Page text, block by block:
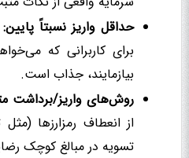
حداقل واریز نسبتاً پایین:
برای کاربرانی که
بیازمایند، جذاب است.
روش‌های واریز/برداشت
از انعطاف رمزارزها
تسویه در مبالغ کوچک